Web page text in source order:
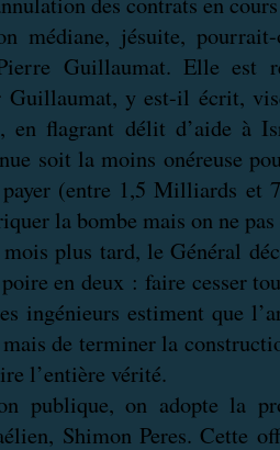
médiane, jésuite,
Guillaumat. Elle est
Guillaumat, y est-il écrit,
en flagrant délit d’aide à
soit la moins onéreuse
(entre 1,5 Milliards et
la bombe mais on ne
plus tard, le Général
en deux : faire cesser
ingénieurs estiment que
de terminer la
l’entière vérité.
publique, on adopte la
Shimon Peres. Cette